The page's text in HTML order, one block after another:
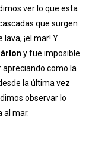
ver lo que esta
que surgen
¡el mar! Y
y fue imposible
apreciando como la
la última vez
observar lo
al mar.